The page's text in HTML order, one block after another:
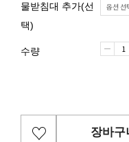
물받침대 추가(선
택)
수량
장바구